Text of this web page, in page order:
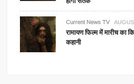
Current News TV
रामायण फिल्म में मारीच का
कहानी